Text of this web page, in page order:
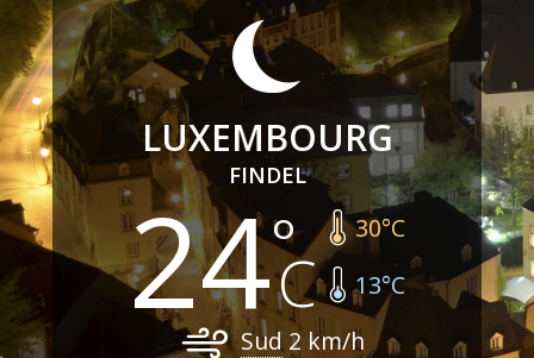
LUXEMBOURG
FINDEL
24 30°C
13°C
Sud 2 km/h